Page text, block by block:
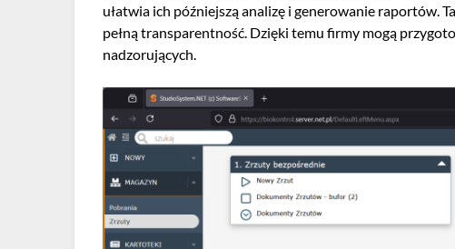
ułatwia ich późniejszą analizę i generowanie raportów.
pełną transparentność. Dzięki temu firmy mogą
nadzorujących.